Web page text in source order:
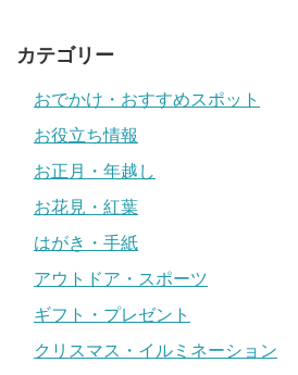
カテゴリー
おでかけ・おすすめスポット
お役立ち情報
お正月・年越し
お花見・紅葉
はがき・手紙
アウトドア・スポーツ
ギフト・プレゼント
クリスマス・イルミネーション